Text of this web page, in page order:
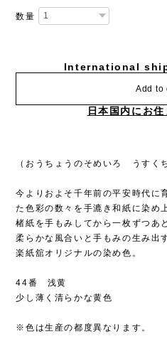
数量
International
Add to
日本国内にお
（おうちょうのそめいろ うす
今よりおよそ千年前の平安時代に
た色彩の数々を手漉き和紙に染め
楮紙を手もみしてから一枚ずつあ
柔らかな風合いと手もみの生み出
楽紙舘オリジナルの染め色。
44番 浅黄
少し薄く清らかな黄色
※色は生産の都度異なります。